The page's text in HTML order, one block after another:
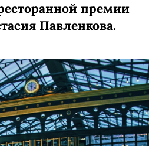
премии
Павленкова.